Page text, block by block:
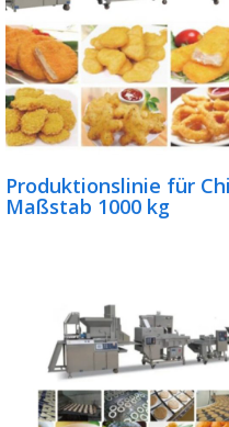
Produktionslinie für
Maßstab 1000 kg